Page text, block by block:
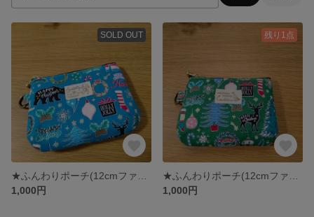
SOLD OUT
1,000円
残り1点
1,000円